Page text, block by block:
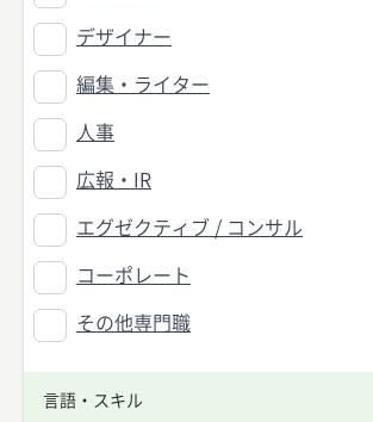
デザイナー
編集・ライター
人事
広報・IR
エグゼクティブ / コンサル
コーポレート
その他専門職
言語・スキル